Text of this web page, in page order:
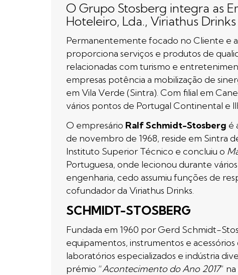
O Grupo Stosberg integra as
Hoteleiro, Lda., Viriathus
Permanentemente focado no Cliente e
proporciona serviços e produtos de
relacionadas com turismo e
empresas potência a mobilização de
em Vila Verde (Sintra). Com filial em
vários pontos de Portugal Continental e
O empresário Ralf Schmidt-Stosberg é
de novembro de 1968, reside em Sintra
Instituto Superior Técnico e concluiu o
Portuguesa, onde lecionou durante
engenharia, cedo assumiu funções de
cofundador da Viriathus Drinks.
SCHMIDT-STOSBERG
Fundada em 1960 por Gerd Schmidt-
equipamentos, instrumentos e
laboratórios especializados e indústria
prémio “Acontecimento do Ano 2017”